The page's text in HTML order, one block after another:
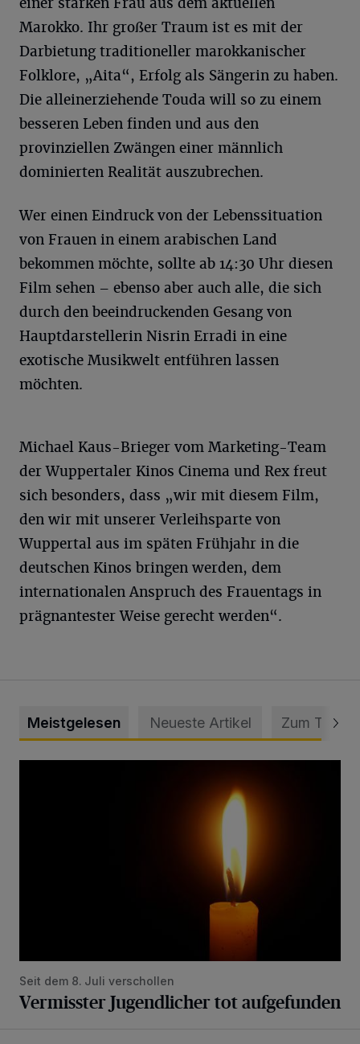
Marokko. Ihr großer Traum ist es mit der
Darbietung traditioneller marokkanischer
Folklore, „Aita“, Erfolg als Sängerin zu haben.
Die alleinerziehende Touda will so zu einem
besseren Leben finden und aus den
provinziellen Zwängen einer männlich
dominierten Realität auszubrechen.
Wer einen Eindruck von der Lebenssituation
von Frauen in einem arabischen Land
bekommen möchte, sollte ab 14:30 Uhr diesen
Film sehen – ebenso aber auch alle, die sich
durch den beeindruckenden Gesang von
Hauptdarstellerin Nisrin Erradi in eine
exotische Musikwelt entführen lassen
möchten.
Michael Kaus-Brieger vom Marketing-Team
der Wuppertaler Kinos Cinema und Rex freut
sich besonders, dass „wir mit diesem Film,
den wir mit unserer Verleihsparte von
Wuppertal aus im späten Frühjahr in die
deutschen Kinos bringen werden, dem
internationalen Anspruch des Frauentags in
prägnantester Weise gerecht werden“.
Meistgelesen Neueste Artikel Zum Thema
Seit dem 8. Juli verschollen
Vermisster Jugendlicher tot aufgefunden